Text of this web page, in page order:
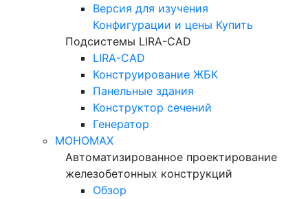
Версия для изучения
Конфигурации и цены Купить
Подсистемы LIRA-CAD
LIRA-CAD
Конструирование ЖБК
Панельные здания
Конструктор сечений
Генератор
МОНОМАХ
Автоматизированное проектирование
железобетонных конструкций
Обзор